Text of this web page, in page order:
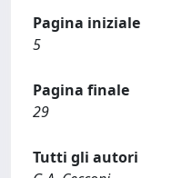
Pagina iniziale
5
Pagina finale
29
Tutti gli autori